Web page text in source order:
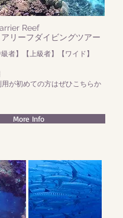
Reef
リーフダイビングツアー
級者】【上級者】【ワイド】
が初めての方はぜひこちらか
More Info